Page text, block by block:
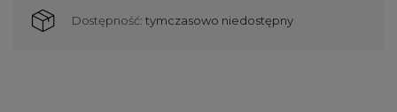
Dostępność: tymczasowo niedostępny